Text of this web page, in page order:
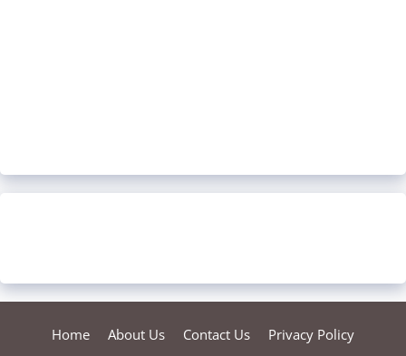
Home About Us Contact Us Privacy Policy